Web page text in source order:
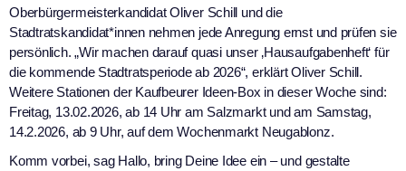
Oberbürgermeisterkandidat Oliver Schill und die
Stadtratskandidat*innen nehmen jede Anregung ernst und prüfen sie
persönlich. „Wir machen darauf quasi unser ‚Hausaufgabenheft‘ für
die kommende Stadtratsperiode ab 2026“, erklärt Oliver Schill.
Weitere Stationen der Kaufbeurer Ideen-Box in dieser Woche sind:
Freitag, 13.02.2026, ab 14 Uhr am Salzmarkt und am Samstag,
14.2.2026, ab 9 Uhr, auf dem Wochenmarkt Neugablonz.
Komm vorbei, sag Hallo, bring Deine Idee ein – und gestalte